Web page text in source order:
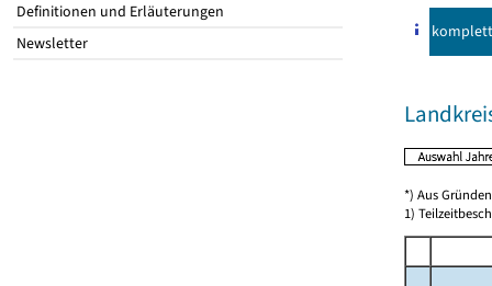
Definitionen und Erläuterungen
Newsletter
komplett
*) Aus
1)